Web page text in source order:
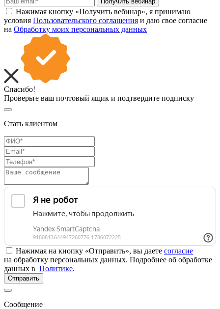
Нажимая кнопку «Получить вебинар», я принимаю
условия Пользовательского соглашения и даю свое согласие
на Обработку моих персональных данных
Спасибо!
Проверьте ваш почтовый ящик и подтвердите подписку
Стать клиентом
Нажимая на кнопку «Отправить», вы даете согласие
на обработку персональных данных. Подробнее об обработке
данных в Политике.
Отправить
Сообщение